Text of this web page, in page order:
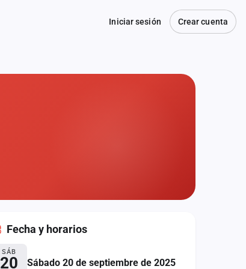
Iniciar sesión Crear cuenta
Fecha y horarios
SÁB
20 Sábado 20 de septiembre de 2025